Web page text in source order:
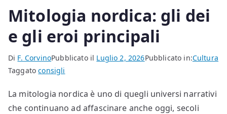
Mitologia nordica: gli dei
e gli eroi principali
Di F. CorvinoPubblicato il Luglio 2, 2026Pubblicato in:Cultura
Taggatoconsigli
La mitologia nordica è uno di quegli universi narrativi
che continuano ad affascinare anche oggi, secoli